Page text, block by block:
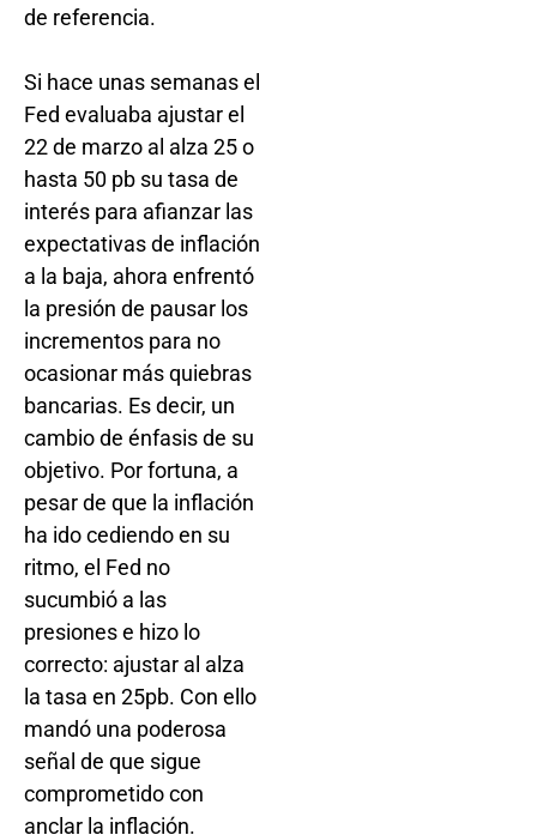
de referencia.
Si hace unas semanas el
Fed evaluaba ajustar el
22 de marzo al alza 25 o
hasta 50 pb su tasa de
interés para afianzar las
expectativas de inflación
a la baja, ahora enfrentó
la presión de pausar los
incrementos para no
ocasionar más quiebras
bancarias. Es decir, un
cambio de énfasis de su
objetivo. Por fortuna, a
pesar de que la inflación
ha ido cediendo en su
ritmo, el Fed no
sucumbió a las
presiones e hizo lo
correcto: ajustar al alza
la tasa en 25pb. Con ello
mandó una poderosa
señal de que sigue
comprometido con
anclar la inflación.